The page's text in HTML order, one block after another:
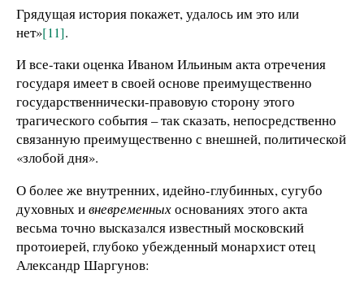
Грядущая история покажет, удалось им это или
нет»[11].
И все-таки оценка Иваном Ильиным акта отречения
государя имеет в своей основе преимущественно
государственнически-правовую сторону этого
трагического события – так сказать, непосредственно
связанную преимущественно с внешней, политической
«злобой дня».
О более же внутренних, идейно-глубинных, сугубо
духовных ивневременныхоснованиях этого акта
весьма точно высказался известный московский
протоиерей, глубоко убежденный монархист отец
Александр Шаргунов: